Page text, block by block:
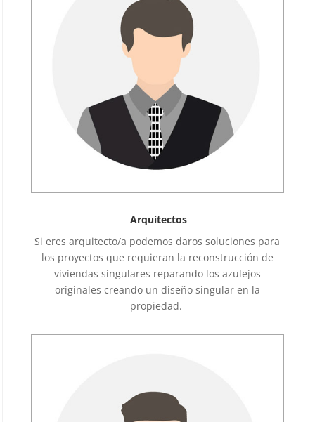
Arquitectos
Si eres arquitecto/a podemos daros soluciones para
los proyectos que requieran la reconstrucción de
viviendas singulares reparando los azulejos
originales creando un diseño singular en la
propiedad.